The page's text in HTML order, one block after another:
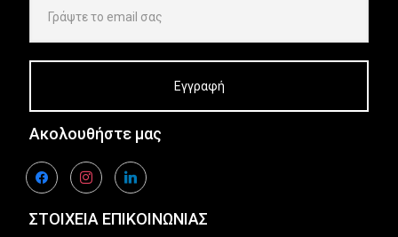
Ακολουθήστε μας
facebookinstagramlinkedin
ΣΤΟΙΧΕΙΑ ΕΠΙΚΟΙΝΩΝΙΑΣ